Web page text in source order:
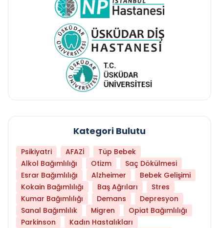
Kategori Bulutu
Psikiyatri AFAZİ
Tüp Bebek
Alkol Bağımlılığı
Otizm
Saç Dökülmesi
Esrar Bağımlılığı
Alzheimer
Bebek Gelişimi
Kokain Bağımlılığı
Baş Ağrıları
Stres
Kumar Bağımlılığı
Demans
Depresyon
Sanal Bağımlılık
Migren
Opiat Bağımlılığı
Parkinson
Kadın Hastalıkları